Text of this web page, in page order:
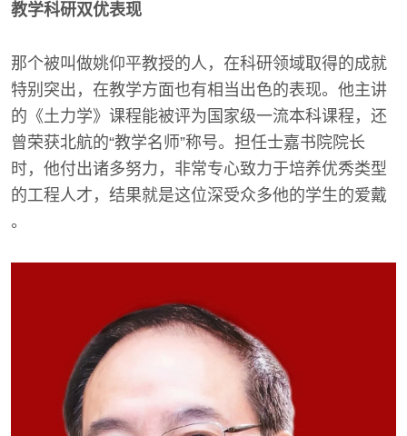
教学科研双优表现
那个被叫做姚仰平教授的人，在科研领域取得的成就
特别突出，在教学方面也有相当出色的表现。他主讲
的《土力学》课程能被评为国家级一流本科课程，还
曾荣获北航的“教学名师”称号。担任士嘉书院院长
时，他付出诸多努力，非常专心致力于培养优秀类型
的工程人才，结果就是这位深受众多他的学生的爱戴
。